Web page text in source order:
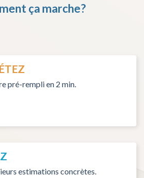
ça marche?
pré-rempli en 2 min.
estimations concrètes.